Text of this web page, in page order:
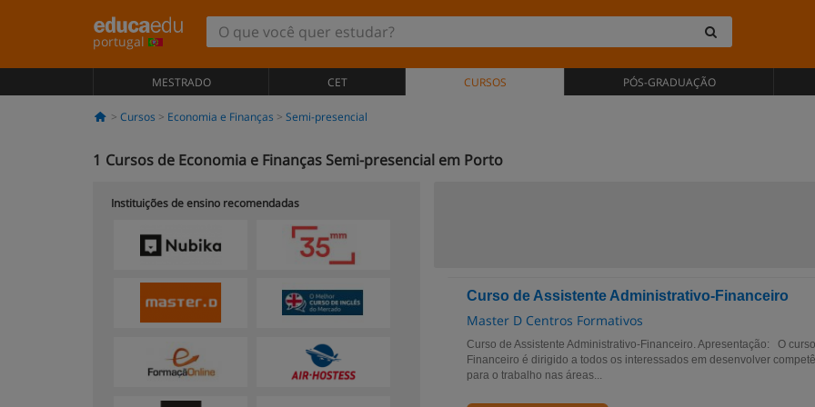
portugal
MESTRADO CET CURSOS PÓS-GRADUAÇÃO
Cursos Economia e Finanças Semi-presencial
1 Cursos de Economia e Finanças Semi-presencial em Porto
Curso de Assistente Administrativo-Financeiro
Master D Centros Formativos
Curso de Assistente Administrativo-Financeiro. Apresentação: O
Financeiro é dirigido a todos os interessados em desenvolver
para o trabalho nas áreas...
Instituições de ensino recomendadas